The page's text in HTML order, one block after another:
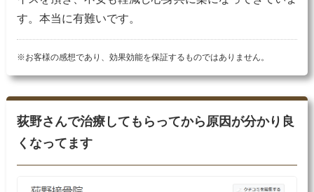
す。本当に有難いです。
※お客様の感想であり、効果効能を保証するものではありません。
荻野さんで治療してもらってから原因が分かり良
くなってます